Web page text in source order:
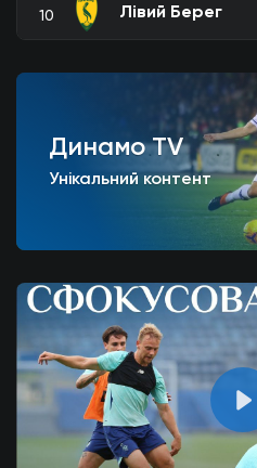
10 Лівий Берег
Динамо TV
Унікальний контент